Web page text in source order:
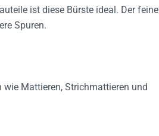
ist diese Bürste ideal. Der feine
Spuren.
Mattieren, Strichmattieren und